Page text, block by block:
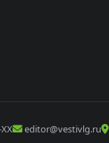
editor@vestivlg.ru